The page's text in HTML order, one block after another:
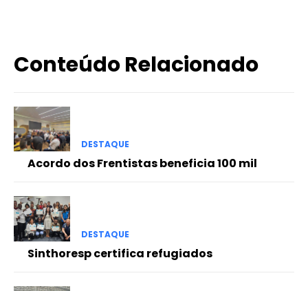
Conteúdo Relacionado
DESTAQUE
Acordo dos Frentistas beneficia 100 mil
DESTAQUE
Sinthoresp certifica refugiados